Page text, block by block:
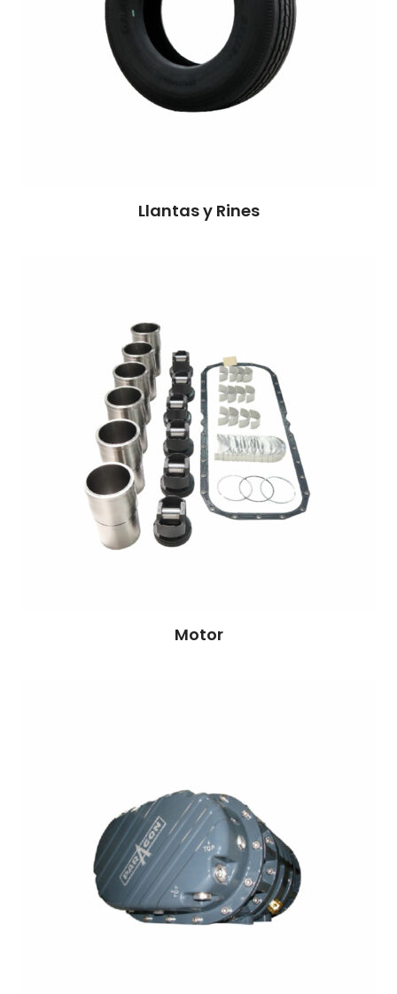
Llantas y Rines
Motor